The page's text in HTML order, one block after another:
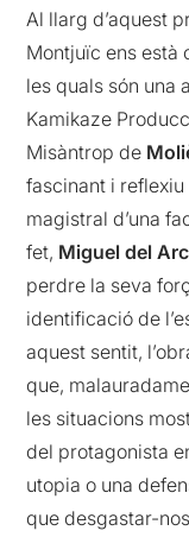
Al llarg d’aquest
Montjuïc ens està
les quals són una
Kamikaze
Misàntrop de
fascinant i
magistral d’una
fet, Miguel del
perdre la seva
identificació de
aquest sentit,
que,
les situacions
del protagonista
utopia o una
que desgastar-